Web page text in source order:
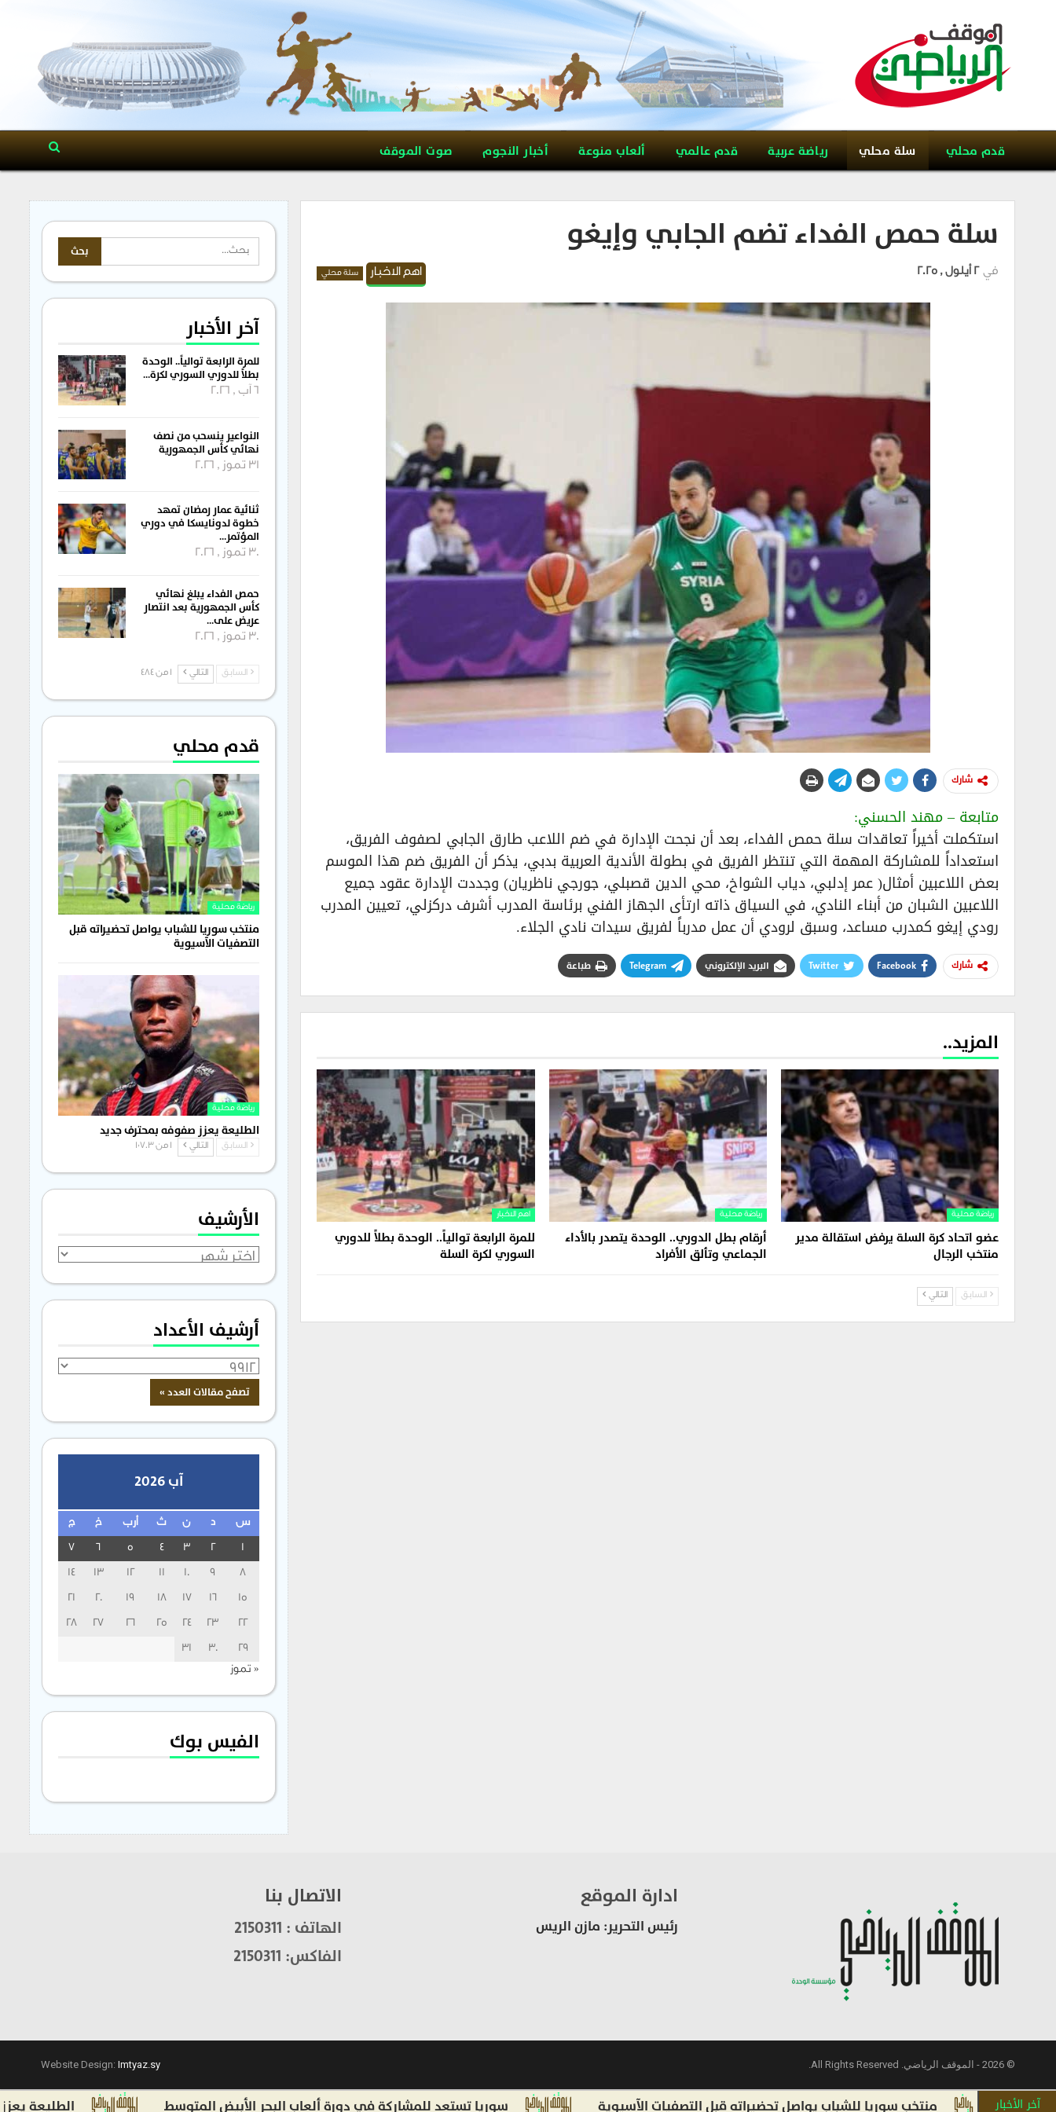
قدم محلي سلة محلي رياضة عربية قدم عالمي ألعاب منوعة أخبار النجوم صوت الموقف
سلة حمص الفداء تضم الجابي وإيغو
اهم الاخبار سلة محلي في 2 أيلول , 2025
شارك
متابعة – مهند الحسني:
استكملت أخيراً تعاقدات سلة حمص الفداء، بعد أن نجحت الإدارة في ضم اللاعب طارق الجابي لصفوف الفريق،
استعداداً للمشاركة المهمة التي تنتظر الفريق في بطولة الأندية العربية بدبي، يذكر أن الفريق ضم هذا الموسم
بعض اللاعبين أمثال( عمر إدلبي، دياب الشواخ، محي الدين قصبلي، جورجي ناظريان) وجددت الإدارة عقود جميع
اللاعبين الشبان من أبناء النادي، في السياق ذاته ارتأى الجهاز الفني برئاسة المدرب أشرف دركزلي، تعيين المدرب
رودي إيغو كمدرب مساعد، وسبق لرودي أن عمل مدرباً لفريق سيدات نادي الجلاء.
شارك Facebook
Twitter البريد الإلكتروني Telegram طباعة
المزيد..
رياضة محلية
عضو اتحاد كرة السلة يرفض استقالة مدير
منتخب الرجال
رياضة محلية
أرقام بطل الدوري.. الوحدة يتصدر بالأداء
الجماعي وتألق الأفراد
اهم الاخبار
للمرة الرابعة توالياً.. الوحدة بطلاً للدوري
السوري لكرة السلة
السابق التالي
آخر الأخبار
للمرة الرابعة توالياً.. الوحدة
بطلاً للدوري السوري لكرة…
6 آب , 2026
النواعير ينسحب من نصف
نهائي كأس الجمهورية
31 تموز , 2026
ثنائية عمار رمضان تمهد
خطوة لدونايسكا في دوري
المؤتمر…
30 تموز , 2026
حمص الفداء يبلغ نهائي
كأس الجمهورية بعد انتصار
عريض على…
30 تموز , 2026
السابق التالي 1 من 484
قدم محلي
رياضة محلية
منتخب سوريا للشباب يواصل تحضيراته قبل
التصفيات الآسيوية
رياضة محلية
الطليعة يعزز صفوفه بمحترف جديد
السابق التالي 1 من 1٬703
الأرشيف
الأرشيف
أرشيف الأعداد
آب 2026
س د ن ث أرب خ ج
1
2
3
4
5
6
7
8
9
10
11
12
13
14
15
16
17
18
19
20
21
22
23
24
25
26
27
28
29
30
31
« تموز
الفيس بوك
ادارة الموقع
رئيس التحرير: مازن الريس
الاتصال بنا
الهاتف : 2150311
الفاكس: 2150311
© 2026 - الموقف الرياضي. All Rights Reserved. Website Design: Imtyaz.sy
آخر الأخبار منتخب سوريا للشباب يواصل تحضيراته قبل التصفيات الآسيوية سوريا تستعد للمشاركة في دورة ألعاب البحر الأبيض المتوسط الطليعة يعزز